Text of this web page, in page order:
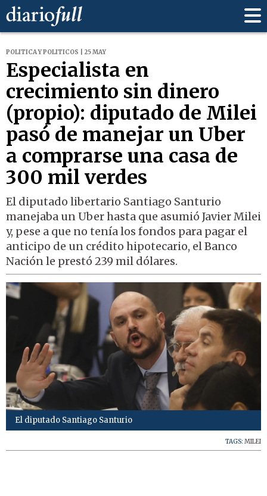
POLITICA Y POLITICOS | 25 MAY
Especialista en
crecimiento sin dinero
(propio): diputado de Milei
pasó de manejar un Uber
a comprarse una casa de
300 mil verdes
El diputado libertario Santiago Santurio
manejaba un Uber hasta que asumió Javier Milei
y, pese a que no tenía los fondos para pagar el
anticipo de un crédito hipotecario, el Banco
Nación le prestó 239 mil dólares.
El diputado Santiago Santurio
TAGS: MILEI